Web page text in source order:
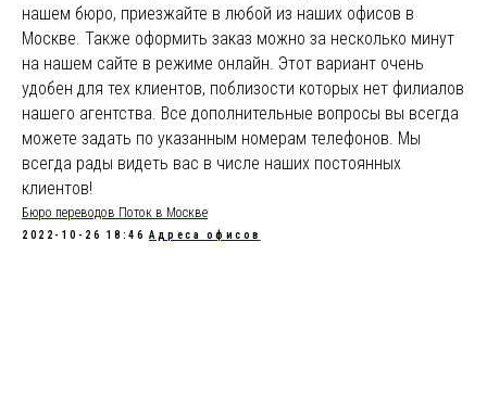
нашем бюро, приезжайте в любой из наших офисов в
Москве. Также оформить заказ можно за несколько минут
на нашем сайте в режиме онлайн. Этот вариант очень
удобен для тех клиентов, поблизости которых нет филиалов
нашего агентства. Все дополнительные вопросы вы всегда
можете задать по указанным номерам телефонов. Мы
всегда рады видеть вас в числе наших постоянных
клиентов!
Бюро переводов Поток в Москве
2022-10-26 18:46 Адреса офисов